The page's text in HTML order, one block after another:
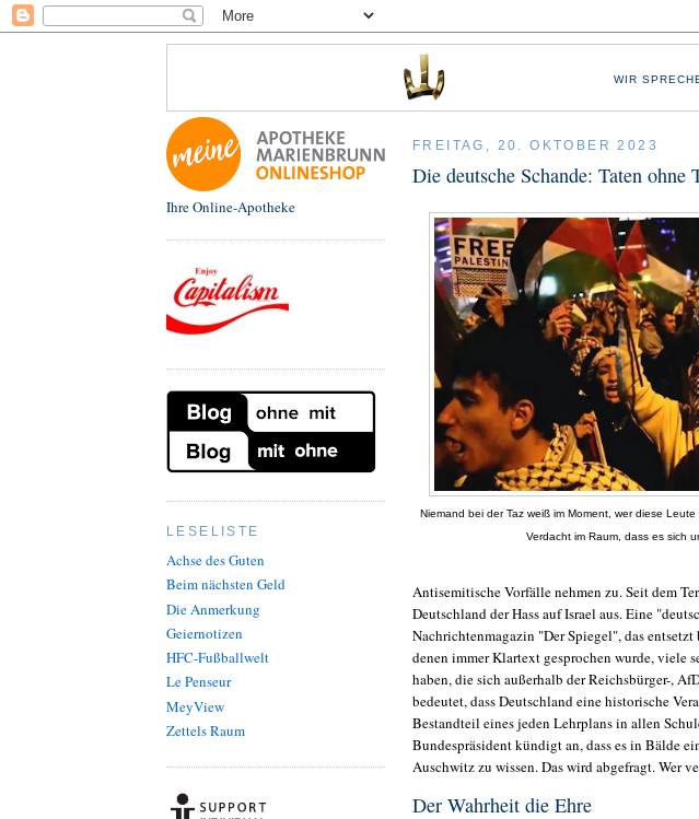
WIR
Ihre Online-Apotheke
LESELISTE
Achse des Guten
Beim nächsten Geld
Die Anmerkung
Geiernotizen
HFC-Fußballwelt
Le Penseur
MeyView
Zettels Raum
FREITAG, 20. OKTOBER 2023
Die deutsche Schande: Taten ohne
Niemand bei der Taz weiß im Moment, wer diese
Verdacht im Raum, dass es sich
Antisemitische Vorfälle nehmen zu. Seit dem
Deutschland der Hass auf Israel aus. Eine
Nachrichtenmagazin "Der Spiegel", das
denen immer Klartext gesprochen wurde, viele
haben, die sich außerhalb der Reichsbürger-,
bedeutet, dass Deutschland eine historische
Bestandteil eines jeden Lehrplans in allen
Bundespräsident kündigt an, dass es in Bälde
Auschwitz zu wissen. Das wird abgefragt. Wer
Der Wahrheit die Ehre